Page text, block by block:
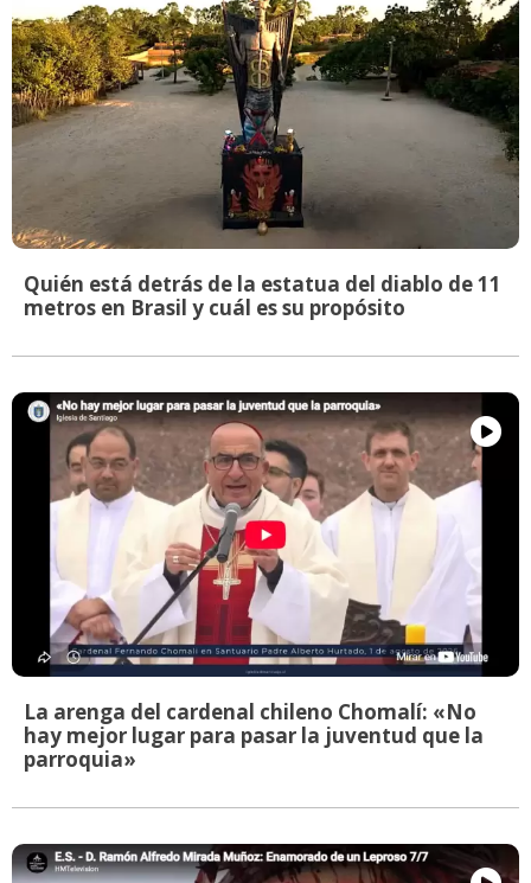
Quién está detrás de la estatua del diablo de 11
metros en Brasil y cuál es su propósito
La arenga del cardenal chileno Chomalí: «No
hay mejor lugar para pasar la juventud que la
parroquia»